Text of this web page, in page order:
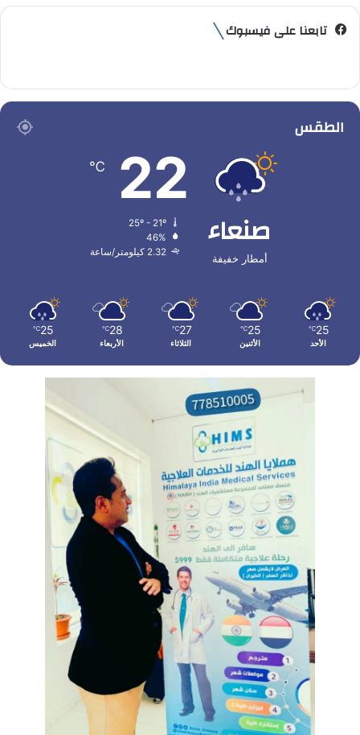
تابعنا على فيسبوك
الطقس
صنعاء
أمطار خفيفة
22
℃
46%
2.32 كيلومتر/ساعة
25
℃
الأحد
25
℃
الأثنين
27
℃
الثلاثاء
28
℃
الأربعاء
25
℃
الخميس